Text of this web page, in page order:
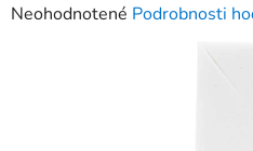
Priemerné
Neohodnotené Podrobnosti